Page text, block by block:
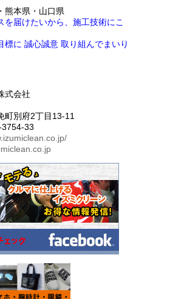
熊本県・山口県
を届けたいから、施工技術にこ
標に 誠心誠意 取り組んでまいり
式会社
町別府2丁目13-11
33